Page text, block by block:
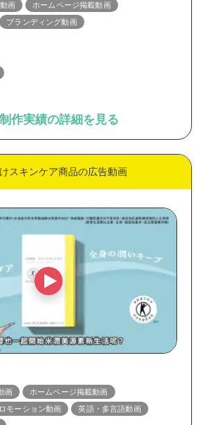
画
ホームページ掲載動画
ブランディング動画
制作実績の詳細を見る
スキンケア商品の広告動画
画
ホームページ掲載動画
モーション動画
英語・多言語動画